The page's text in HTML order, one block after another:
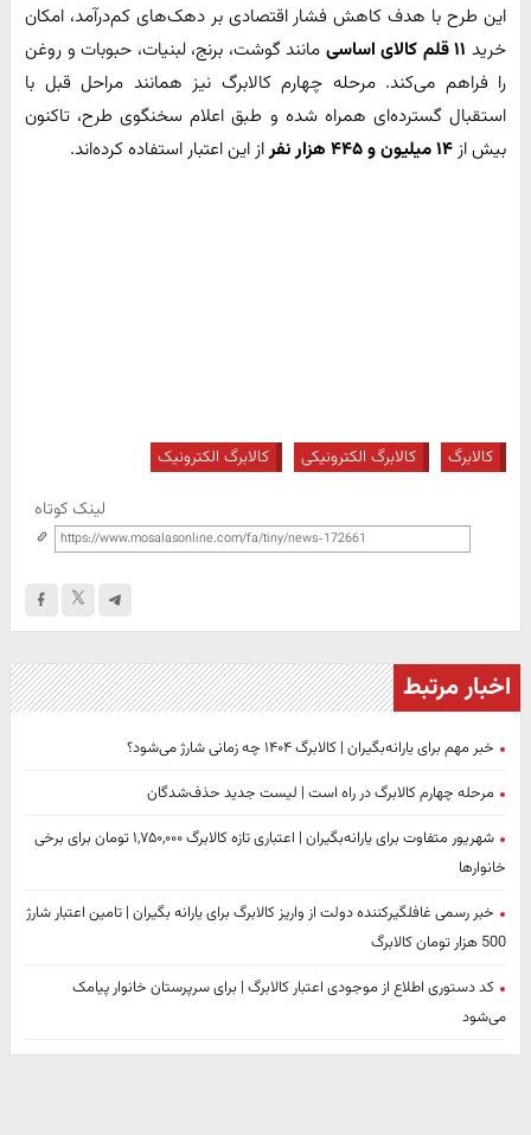
این طرح با هدف کاهش فشار اقتصادی بر دهک‌های کم‌درآمد، امکان
خرید ۱۱ قلم کالای اساسی
مانند گوشت، برنج، لبنیات، حبوبات و روغن
را فراهم می‌کند. مرحله چهارم کالابرگ نیز همانند مراحل قبل با
استقبال گسترده‌ای همراه شده و طبق اعلام سخنگوی طرح، تاکنون
بیش از۱۴ میلیون و ۴۴۵ هزار نفر از این اعتبار استفاده کرده‌اند.
کالابرگ کالابرگ الکترونیکی کالابرگ الکترونیک
لینک کوتاه
اخبار مرتبط
خبر مهم برای یارانه‌بگیران | کالابرگ ۱۴۰۴ چه زمانی شارژ می‌شود؟
مرحله چهارم کالابرگ در راه است | لیست جدید حذف‌شدگان
شهریور متفاوت برای یارانه‌بگیران | اعتباری تازه کالابرگ ۱,۷۵۰,۰۰۰ تومان برای برخی
خانوارها
خبر رسمی غافلگیرکننده دولت از واریز کالابرگ برای یارانه بگیران | تامین اعتبار شارژ
500 هزار تومان کالابرگ
کد دستوری اطلاع از موجودی اعتبار کالابرگ | برای سرپرستان خانوار پیامک
می‌شود